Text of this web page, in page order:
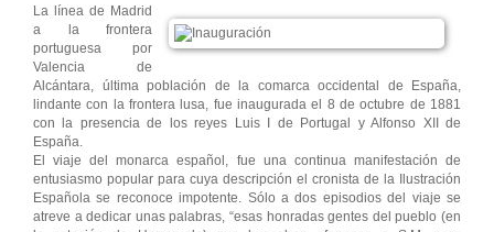
La línea de Madrid
a la frontera
portuguesa por
Valencia de
Alcántara, última población de la comarca occidental de España,
lindante con la frontera lusa, fue inaugurada el 8 de octubre de 1881
con la presencia de los reyes Luis I de Portugal y Alfonso XII de
España.
El viaje del monarca español, fue una continua manifestación de
entusiasmo popular para cuya descripción el cronista de la Ilustración
Española se reconoce impotente. Sólo a dos episodios del viaje se
atreve a dedicar unas palabras, “esas honradas gentes del pueblo (en